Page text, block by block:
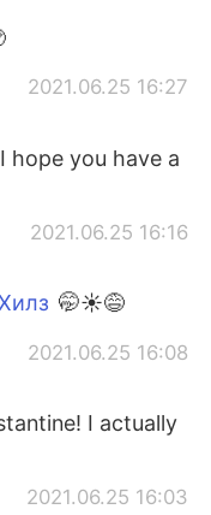
2021.06.25 16:27
hope you have a
2021.06.25 16:16
🤭☀️😅
2021.06.25 16:08
I actually
2021.06.25 16:03